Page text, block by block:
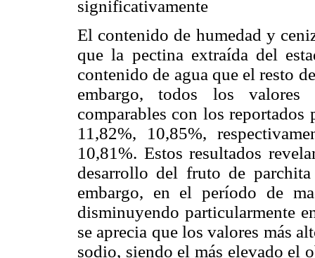
significativamente
El contenido de humedad y
que la pectina extraída del
contenido de agua que el resto
embargo, todos los valores
comparables con los
11,82%, 10,85%,
10,81%. Estos resultados
desarrollo del fruto de
embargo, en el período de
disminuyendo particularmente
se aprecia que los valores más
sodio, siendo el más elevado el